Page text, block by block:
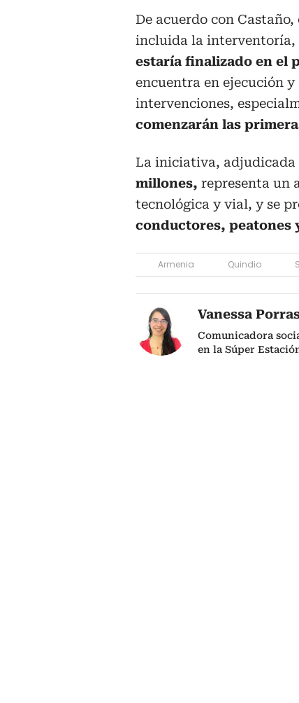
De acuerdo con
incluida la interventoría,
estaría finalizado en el
encuentra en ejecución
intervenciones,
comenzarán las
La iniciativa,
millones, representa un
tecnológica y vial, y se
conductores, peatones
Armenia Quindio
Vanessa
Comunicadora
en la Súper